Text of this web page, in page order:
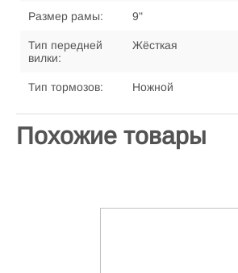
Размер рамы: 9"
Тип передней
вилки:
Жёсткая
Тип тормозов: Ножной
Похожие товары